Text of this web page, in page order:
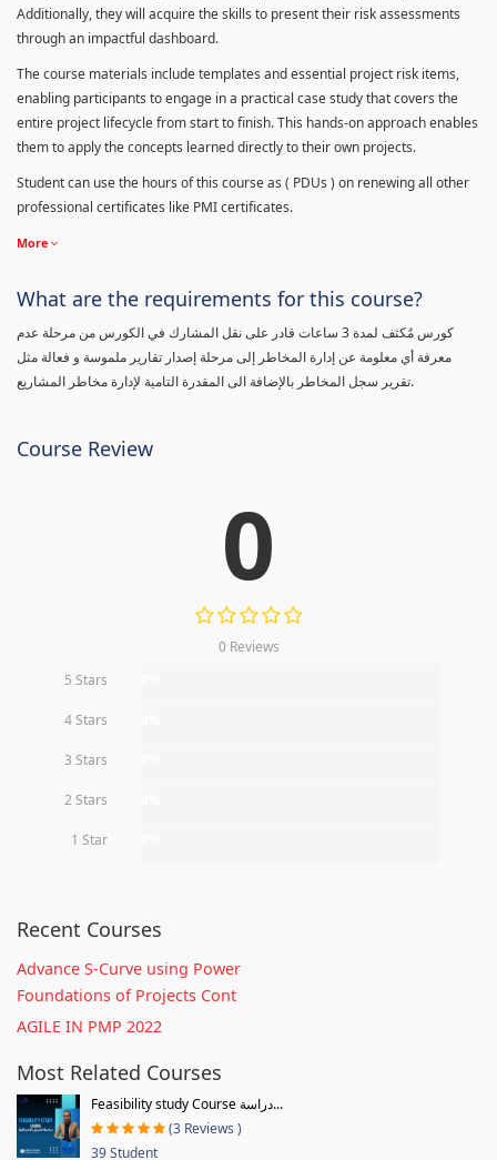
Additionally, they will acquire the skills to present their risk assessments
through an impactful dashboard.
The course materials include templates and essential project risk items,
enabling participants to engage in a practical case study that covers the
entire project lifecycle from start to finish. This hands-on approach enables
them to apply the concepts learned directly to their own projects.
Student can use the hours of this course as ( PDUs ) on renewing all other
professional certificates like PMI certificates.
More
What are the requirements for this course?
كورس مٌكثف لمدة 3 ساعات قادر على نقل المشارك في الكورس من مرحلة عدم
معرفة أي معلومة عن إدارة المخاطر إلى مرحلة إصدار تقارير ملموسة و فعالة مثل
تقرير سجل المخاطر بالإضافة الى المقدرة التامية لإدارة مخاطر المشاريع.
Course Review
0
0 Reviews
5 Stars
4 Stars
3 Stars
2 Stars
1 Star
Recent Courses
Advance S-Curve using Power
Foundations of Projects Cont
AGILE IN PMP 2022
Most Related Courses
Feasibility study Course دراسة...
(3 Reviews )
39 Student